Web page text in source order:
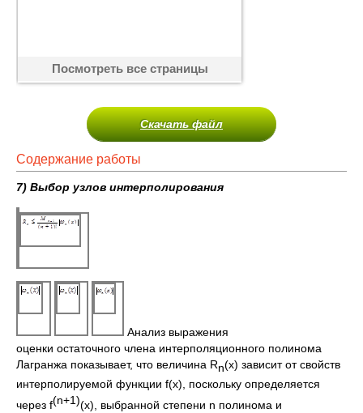
Посмотреть все страницы
Скачать файл
Содержание работы
7) Выбор узлов интерполирования
Анализ выражения
оценки остаточного члена интерполяционного полинома
Лагранжа показывает, что величина Rn(x) зависит от свойств
интерполируемой функции f(x), поскольку определяется
через f(n+1)(x), выбранной степени n полинома и